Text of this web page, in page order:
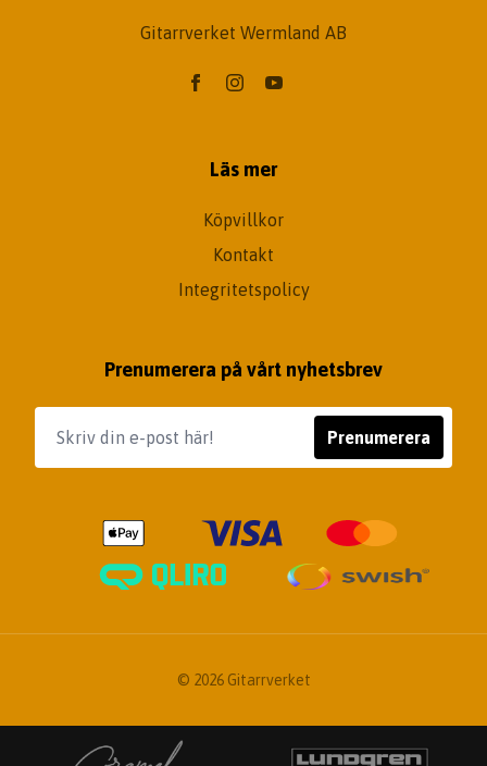
Gitarrverket Wermland AB
Läs mer
Köpvillkor
Kontakt
Integritetspolicy
Prenumerera på vårt nyhetsbrev
Prenumerera
© 2026 Gitarrverket